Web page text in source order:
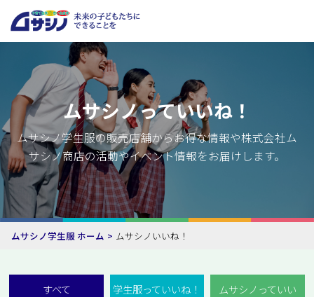
ムサシノっていいね！
ムサシノ学生服の販売店舗からお得な情報や株式会社ム
サシノ商店の活動やイベント情報をお届けします。
ムサシノ学生服 ホーム ムサシノいいね！
すべて 学生服っていいね！
ムサシノっていい